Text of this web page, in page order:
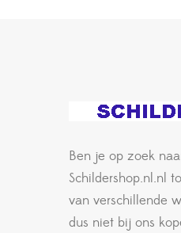
Ben je op zoek
Schildershop.nl.nl
van verschillende
dus niet bij ons